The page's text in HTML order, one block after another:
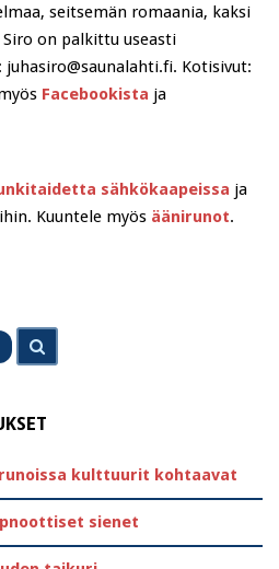
seitsemän romaania, kaksi
on palkittu useasti
Kotisivut:
Facebookista ja
sähkökaapeissa ja
Kuuntele myös äänirunot.
runoissa kulttuurit kohtaavat
sienet